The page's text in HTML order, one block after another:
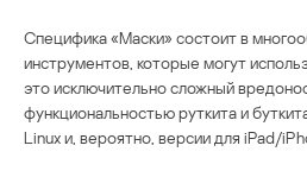
Специфика «Маски» состоит в
инструментов, которые могут
это исключительно сложный
функциональностью руткита и
Linux и, вероятно, версии для iPad/